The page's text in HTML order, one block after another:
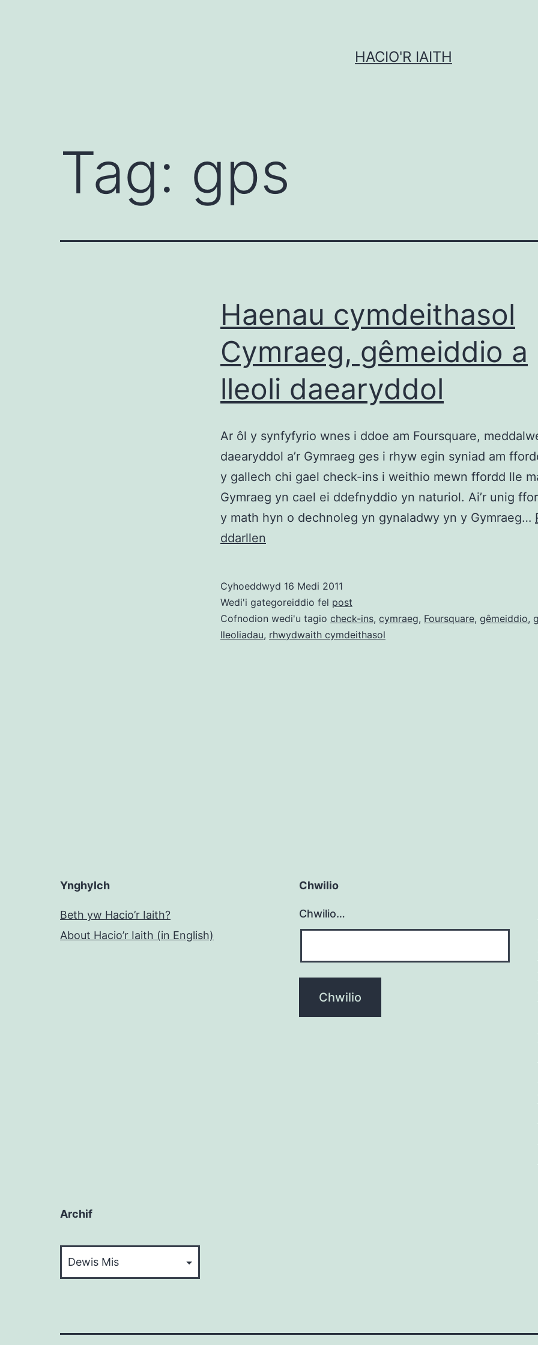
HACIO'R IAITH
Tag: gps
Haenau cymdeithasol
Cymraeg, gêmeiddio a
lleoli daearyddol
Ar ôl y synfyfyrio wnes i ddoe am Foursquare,
daearyddol a’r Gymraeg ges i rhyw egin syniad am
y gallech chi gael check-ins i weithio mewn ffordd lle
Gymraeg yn cael ei ddefnyddio yn naturiol. Ai’r unig
y math hyn o dechnoleg yn gynaladwy yn y Gymraeg…
ddarllen
gêmeiddio
a
lleoli
Cyhoeddwyd 16 Medi 2011
Wedi'i gategoreiddio fel post
Cofnodion wedi'u tagio check-ins, cymraeg, Foursquare, gêmeiddio,
lleoliadau, rhwydwaith cymdeithasol
Ynghylch
Beth yw Hacio’r Iaith?
About Hacio’r Iaith (in English)
Chwilio
Chwilio…
Archif